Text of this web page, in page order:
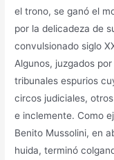
el trono, se ganó el
por la delicadeza de
convulsionado siglo
Algunos, juzgados
tribunales espurios
circos judiciales,
e inclemente. Como
Benito Mussolini, en
huida, terminó